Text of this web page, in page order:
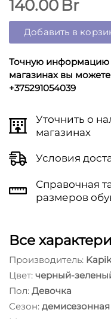
140.00 Br
Добавить в
Точную информацию
магазинах вы
+375291054039
Уточнить о
магазинах
Условия
Справочная
размеров
Все
Производитель:
Цвет: черный-
Пол: Девочка
Сезон: демисезонная